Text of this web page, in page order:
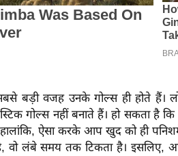
बड़ी वजह उनके गोल्स ही होते
गोल्स नहीं बनाते हैं। हो सकता है
ऐसा करके आप खुद को ही
वो लंबे समय तक टिकता है। इसलिए,